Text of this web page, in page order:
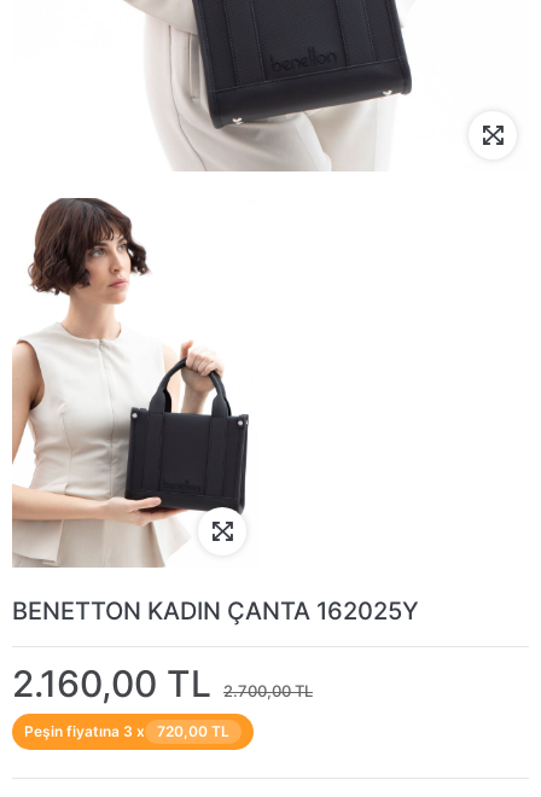
BENETTON KADIN ÇANTA 162025Y
2.160,00 TL 2.700,00 TL
Peşin fiyatına 3 x 720,00 TL